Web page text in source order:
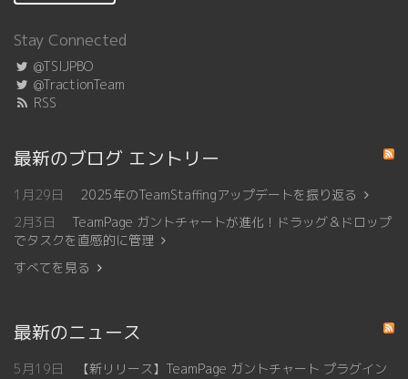
Stay Connected
@TSIJPBO
@TractionTeam
RSS
最新のブログ エントリー
1月29日
2025年のTeamStaffingアップデートを振り返る
2月3日
TeamPage ガントチャートが進化！ドラッグ＆ドロップ
でタスクを直感的に管理
すべてを見る
最新のニュース
5月19日
【新リリース】TeamPage ガントチャート プラグイン